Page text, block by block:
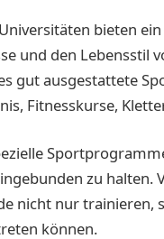
bieten
und den Lebensstil
gut ausgestattete
Fitnesskurse,
zu halten.
nicht nur trainieren,
können.